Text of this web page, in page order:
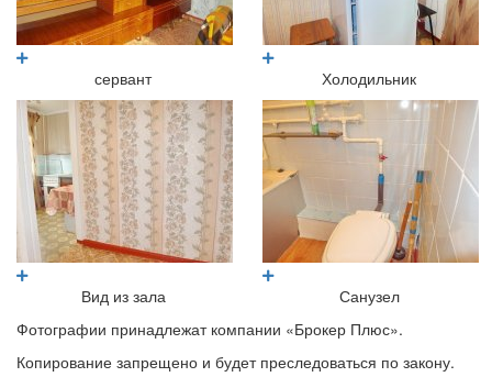
сервант Холодильник
Вид из зала
Санузел
Фотографии принадлежат компании «Брокер Плюс».
Копирование запрещено и будет преследоваться по закону.